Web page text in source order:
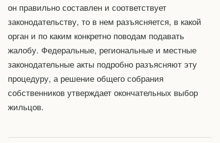
он правильно составлен и соответствует
законодательству, то в нем разъясняется, в какой
орган и по каким конкретно поводам подавать
жалобу. Федеральные, региональные и местные
законодательные акты подробно разъясняют эту
процедуру, а решение общего собрания
собственников утверждает окончательных выбор
жильцов.